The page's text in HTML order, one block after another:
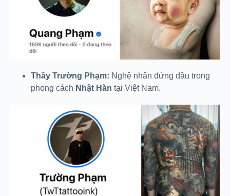
Thầy Trường Phạm: Nghệ nhân đứng đầu trong
phong cách Nhật Hàn tại Việt Nam.